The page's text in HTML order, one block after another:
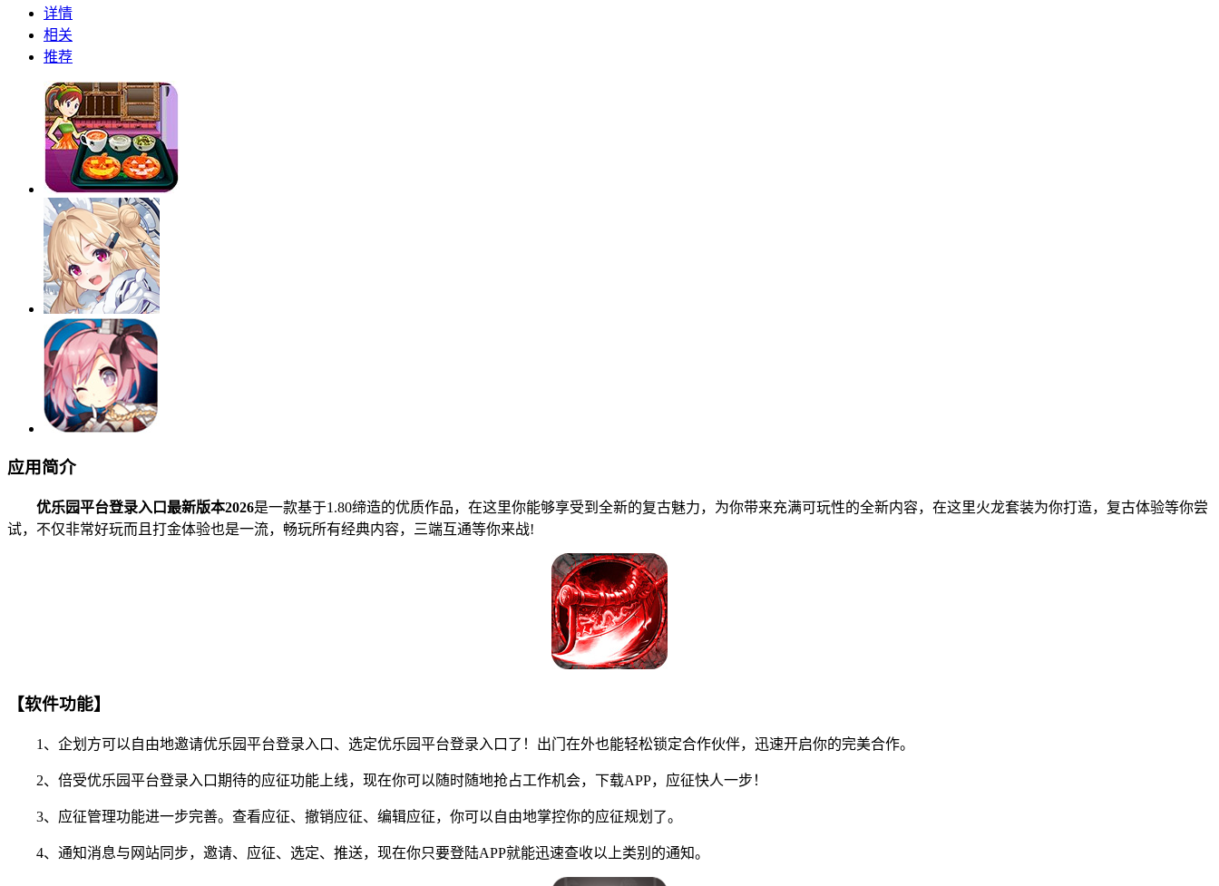
详情
相关
推荐
应用简介
优乐园平台登录入口最新版本2026是一款基于1.80缔造的优质作品，在这里你能够享受到全新的复古魅力，为你带来充满可玩性的全新内容，在这里火龙套装为你打造，复古体验等你尝
试，不仅非常好玩而且打金体验也是一流，畅玩所有经典内容，三端互通等你来战!
【软件功能】
1、企划方可以自由地邀请优乐园平台登录入口、选定优乐园平台登录入口了！出门在外也能轻松锁定合作伙伴，迅速开启你的完美合作。
2、倍受优乐园平台登录入口期待的应征功能上线，现在你可以随时随地抢占工作机会，下载APP，应征快人一步！
3、应征管理功能进一步完善。查看应征、撤销应征、编辑应征，你可以自由地掌控你的应征规划了。
4、通知消息与网站同步，邀请、应征、选定、推送，现在你只要登陆APP就能迅速查收以上类别的通知。